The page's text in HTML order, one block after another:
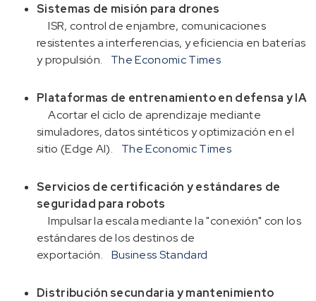
Sistemas de misión para drones
ISR, control de enjambre, comunicaciones
resistentes a interferencias, y eficiencia en baterías
y propulsión.
The Economic Times
Plataformas de entrenamiento en defensa y IA
Acortar el ciclo de aprendizaje mediante
simuladores, datos sintéticos y optimización en el
sitio (Edge AI).
The Economic Times
Servicios de certificación y estándares de
seguridad para robots
Impulsar la escala mediante la "conexión" con los
estándares de los destinos de
exportación.
Business Standard
Distribución secundaria y mantenimiento